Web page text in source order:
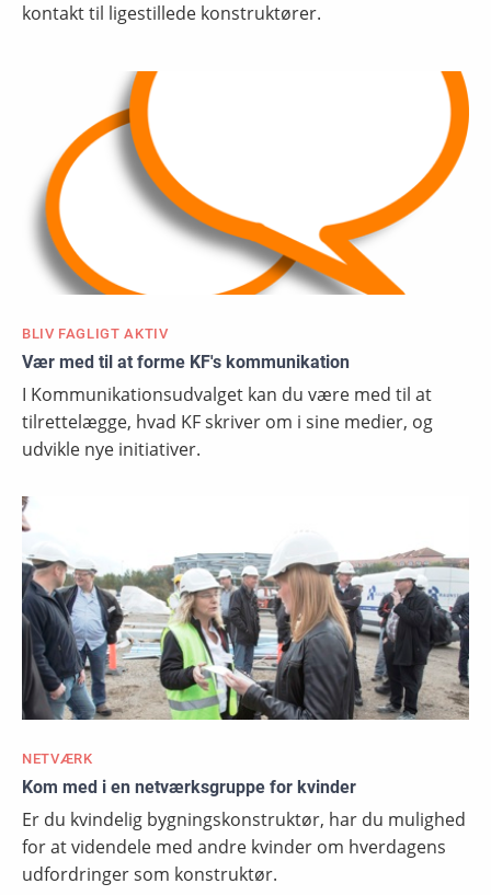
kontakt til ligestillede konstruktører.
BLIV FAGLIGT AKTIV
Vær med til at forme KF's kommunikation
I Kommunikationsudvalget kan du være med til at
tilrettelægge, hvad KF skriver om i sine medier, og
udvikle nye initiativer.
NETVÆRK
Kom med i en netværksgruppe for kvinder
Er du kvindelig bygningskonstruktør, har du mulighed
for at videndele med andre kvinder om hverdagens
udfordringer som konstruktør.